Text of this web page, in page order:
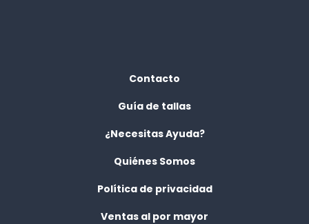
Contacto
Guía de tallas
¿Necesitas Ayuda?
Quiénes Somos
Política de privacidad
Ventas al por mayor